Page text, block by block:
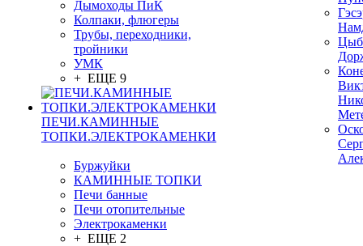
Дымоходы ПиК
Колпаки, флюгеры
Трубы, переходники,
тройники
УМК
+ ЕЩЕ 9
ПЕЧИ.КАМИННЫЕ
ТОПКИ.ЭЛЕКТРОКАМЕНКИ
Буржуйки
КАМИННЫЕ ТОПКИ
Печи банные
Печи отопительные
Электрокаменки
+ ЕЩЕ 2